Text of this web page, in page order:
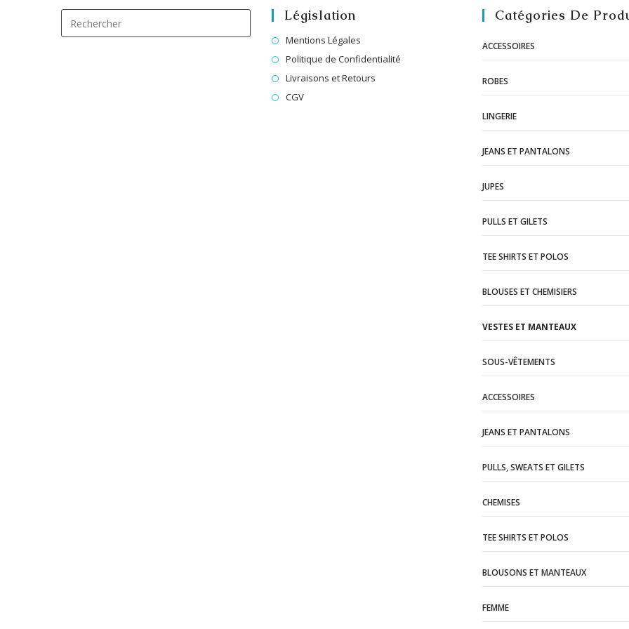
Législation
Mentions Légales
Politique de Confidentialité
Livraisons et Retours
CGV
Catégories De
ACCESSOIRES
ROBES
LINGERIE
JEANS ET PANTALONS
JUPES
PULLS ET GILETS
TEE SHIRTS ET POLOS
BLOUSES ET CHEMISIERS
VESTES ET MANTEAUX
SOUS-VÊTEMENTS
ACCESSOIRES
JEANS ET PANTALONS
PULLS, SWEATS ET GILETS
CHEMISES
TEE SHIRTS ET POLOS
BLOUSONS ET MANTEAUX
FEMME